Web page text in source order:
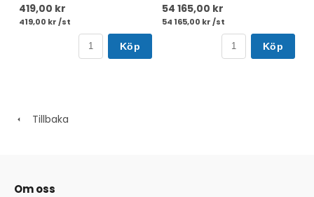
419,00 kr
419,00 kr /st
Köp
54 165,00 kr
54 165,00 kr /st
Köp
Tillbaka
Om oss